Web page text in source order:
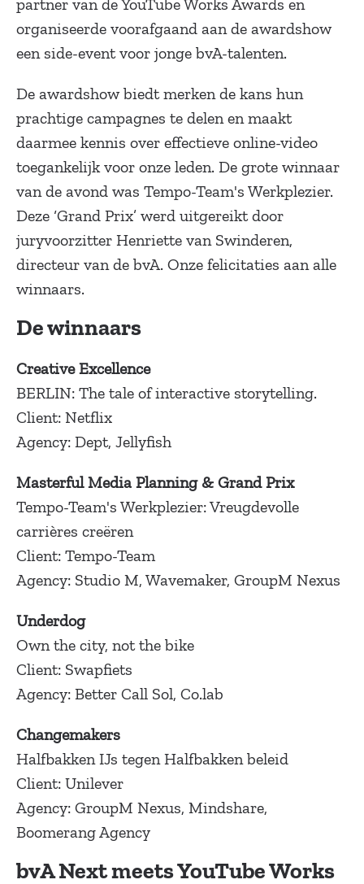
partner van de YouTube Works Awards en
organiseerde voorafgaand aan de awardshow
een side-event voor jonge bvA-talenten.
De awardshow biedt merken de kans hun
prachtige campagnes te delen en maakt
daarmee kennis over effectieve online-video
toegankelijk voor onze leden. De grote winnaar
van de avond was Tempo-Team's Werkplezier.
Deze ‘Grand Prix’ werd uitgereikt door
juryvoorzitter Henriette van Swinderen,
directeur van de bvA. Onze felicitaties aan alle
winnaars.
De winnaars
Creative Excellence
BERLIN: The tale of interactive storytelling.
Client: Netflix
Agency: Dept, Jellyfish
Masterful Media Planning & Grand Prix
Tempo-Team's Werkplezier: Vreugdevolle
carrières creëren
Client: Tempo-Team
Agency: Studio M, Wavemaker, GroupM Nexus
Underdog
Own the city, not the bike
Client: Swapfiets
Agency: Better Call Sol, Co.lab
Changemakers
Halfbakken IJs tegen Halfbakken beleid
Client: Unilever
Agency: GroupM Nexus, Mindshare,
Boomerang Agency
bvA Next meets YouTube Works